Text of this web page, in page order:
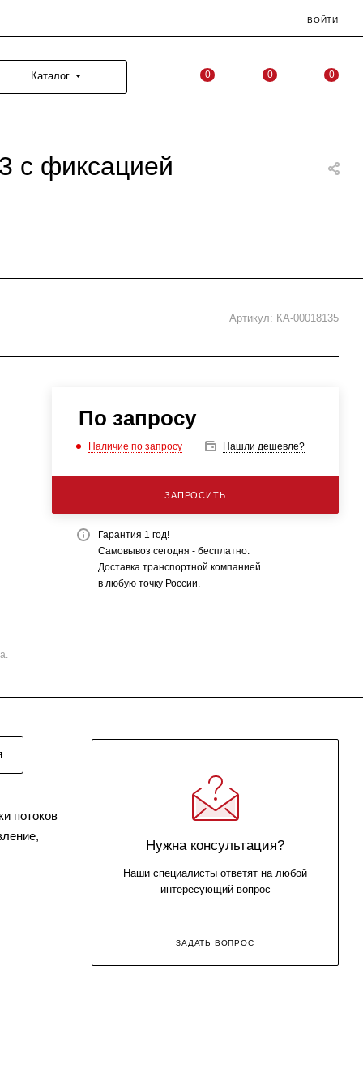
ВОЙТИ
Каталог 0 0 0
с фиксацией
Артикул: КА-00018135
По запросу
Наличие по запросу Нашли дешевле?
ЗАПРОСИТЬ
Гарантия 1 год!
Самовывоз сегодня - бесплатно.
Доставка транспортной компанией
в любую точку России.
потоков
Нужна консультация?
Наши специалисты ответят на любой
интересующий вопрос
ЗАДАТЬ ВОПРОС